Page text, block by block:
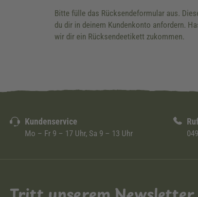
Bitte fülle das Rücksendeformular aus.
du dir in deinem Kundenkonto anfordern.
wir dir ein Rücksendeetikett zukommen.
Kundenservice
Mo – Fr 9 – 17 Uhr, Sa 9 – 13 Uhr